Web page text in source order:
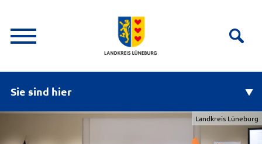
Sie sind hier
Landkreis Lüneburg